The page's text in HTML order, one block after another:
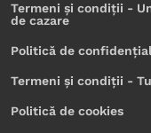
Termeni și condiții -
de cazare
Politică de
Termeni și condiții -
Politică de cookies